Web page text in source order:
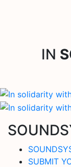
IN
SUBMIT